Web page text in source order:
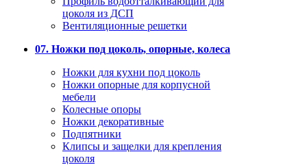
цоколя из ДСП
Вентиляционные решетки
07. Ножки под цоколь, опорные, колеса
Ножки для кухни под цоколь
Ножки опорные для корпусной
мебели
Колесные опоры
Ножки декоративные
Подпятники
Клипсы и защелки для крепления
цоколя